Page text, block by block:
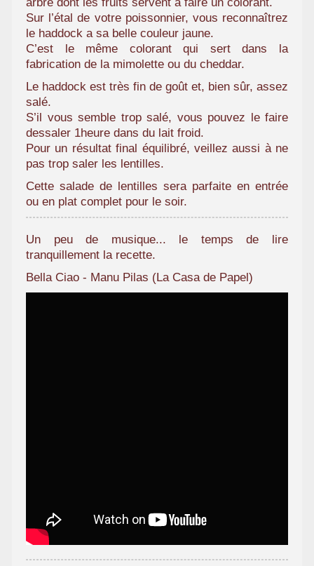
Sur l’étal de votre poissonnier, vous reconnaîtrez
le haddock a sa belle couleur jaune.
C’est le même colorant qui sert dans la
fabrication de la mimolette ou du cheddar.
Le haddock est très fin de goût et, bien sûr, assez
salé.
S’il vous semble trop salé, vous pouvez le faire
dessaler 1heure dans du lait froid.
Pour un résultat final équilibré, veillez aussi à ne
pas trop saler les lentilles.
Cette salade de lentilles sera parfaite en entrée
ou en plat complet pour le soir.
Un peu de musique... le temps de lire
tranquillement la recette.
Bella Ciao - Manu Pilas (La Casa de Papel)